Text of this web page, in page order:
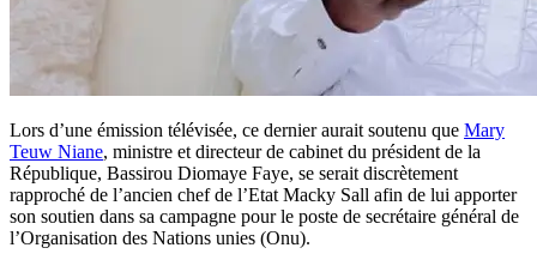
Lors d’une émission télévisée, ce dernier aurait soutenu que Mary
Teuw Niane, ministre et directeur de cabinet du président de la
République, Bassirou Diomaye Faye, se serait discrètement
rapproché de l’ancien chef de l’Etat Macky Sall afin de lui apporter
son soutien dans sa campagne pour le poste de secrétaire général de
l’Organisation des Nations unies (Onu).